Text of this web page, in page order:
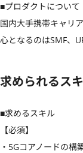
■プロダクトについて
国内大手携帯キャリ
心となるのはSMF、
求められるス
■求めるスキル
【必須】
・5Gコアノードの構